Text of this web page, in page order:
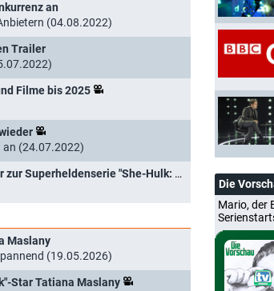
an
(04.08.2022)
Trailer
Filme bis 2025
an (24.07.2022)
"She-Hulk: Die Anwältin"
Maslany
(19.05.2026)
Star Tatiana Maslany
Die
Mario, der